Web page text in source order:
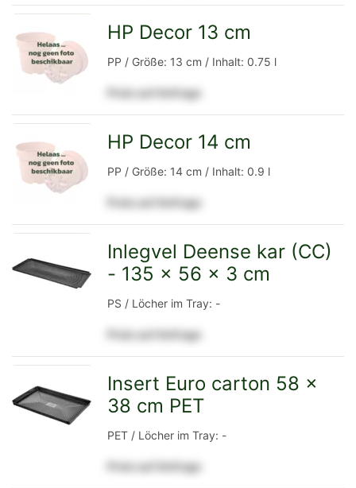
Detailseite
Detailseite
HP Decor 13 cm
PP / Größe: 13 cm / Inhalt: 0.75 l
Preis auf Anfrage
Detailseite
HP Decor 14 cm
PP / Größe: 14 cm / Inhalt: 0.9 l
Preis auf Anfrage
zur
Inlegvel Deense kar (CC)
- 135 x 56 x 3 cm
PS / Löcher im Tray: -
Preis auf Anfrage
zur
Insert Euro carton 58 x
38 cm PET
PET / Löcher im Tray: -
Preis auf Anfrage